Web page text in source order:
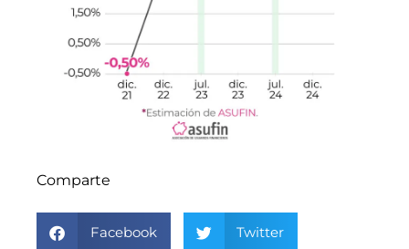
Comparte
Facebook Twitter